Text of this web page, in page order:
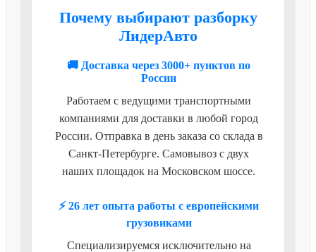
Почему выбирают разборку
ЛидерАвто
🚚 Доставка через 3000+ пунктов по
России
Работаем с ведущими транспортными
компаниями для доставки в любой город
России. Отправка в день заказа со склада в
Санкт-Петербурге. Самовывоз с двух
наших площадок на Московском шоссе.
⚡ 26 лет опыта работы с европейскими
грузовиками
Специализируемся исключительно на